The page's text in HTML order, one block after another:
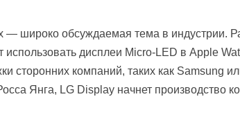
— широко обсуждаемая тема в индустрии.
дисплеи Micro-LED в Apple
сторонних компаний, таких как Samsung
Янга, LG Display начнет производство